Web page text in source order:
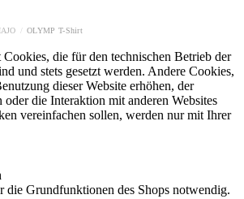
OLYMP T-Shirt
Cookies, die für den technischen Betrieb der
und stets gesetzt werden. Andere Cookies,
dieser Website erhöhen, der
die Interaktion mit anderen Websites
vereinfachen sollen, werden nur mit Ihrer
die Grundfunktionen des Shops notwendig.